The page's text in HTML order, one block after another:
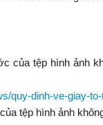
của tệp hình ảnh
quy-dinh-ve-giay-
tệp hình ảnh